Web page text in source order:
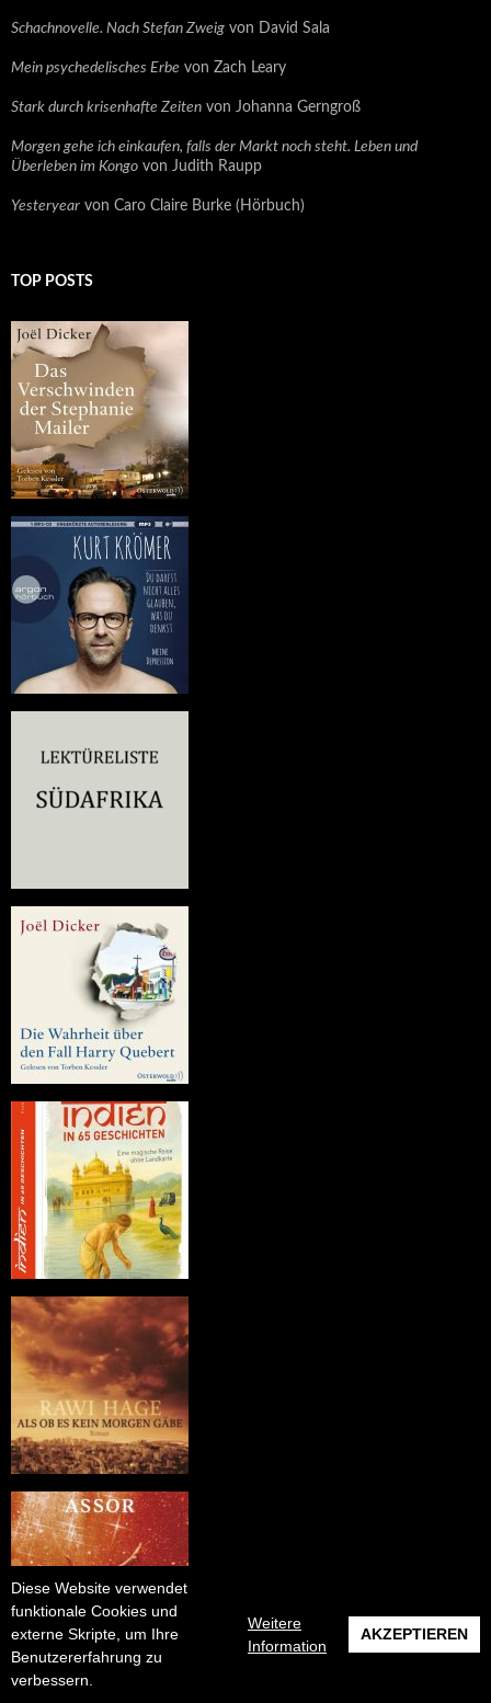
Diese Website verwendet
funktionale Cookies und
externe Skripte, um Ihre
Benutzererfahrung zu
verbessern.
Weitere
Information
AKZEPTIEREN
Schachnovelle. Nach Stefan Zweig von David Sala
Mein psychedelisches Erbe von Zach Leary
Stark durch krisenhafte Zeiten von Johanna Gerngroß
Morgen gehe ich einkaufen, falls der Markt noch steht. Leben und
Überleben im Kongo von Judith Raupp
Yesteryear von Caro Claire Burke (Hörbuch)
TOP POSTS